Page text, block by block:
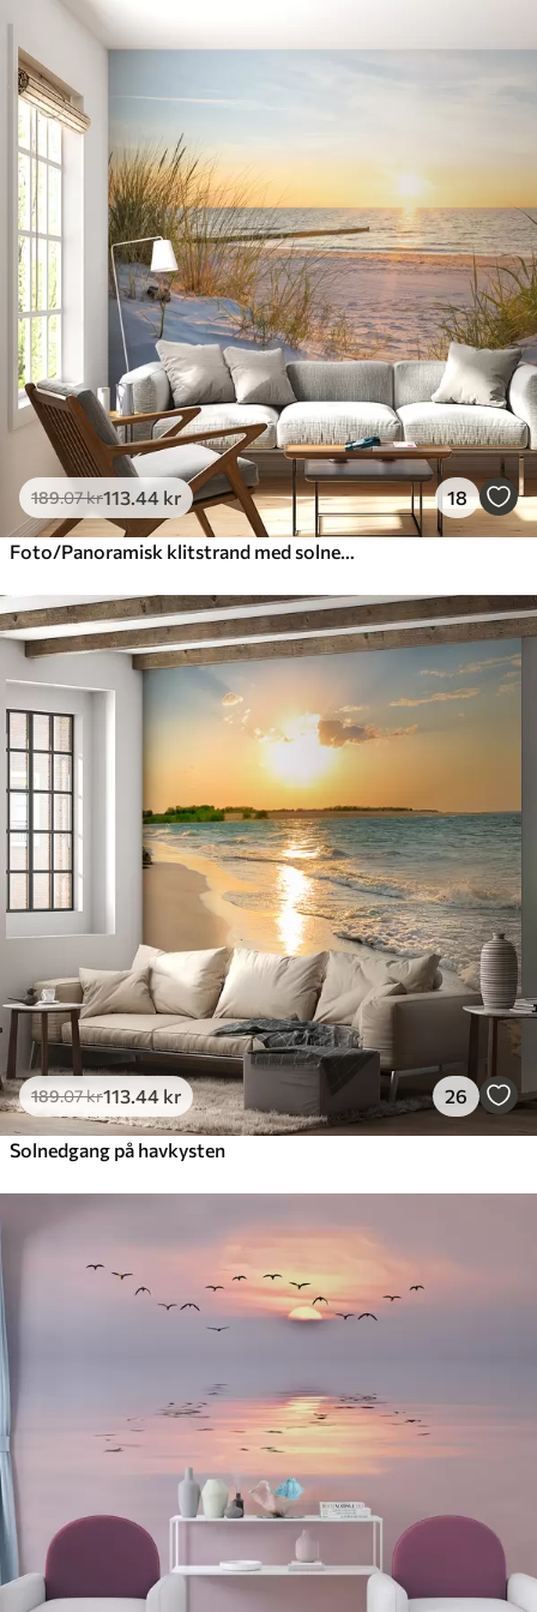
Tilgængelige materialer
Standard
385.83
Premium
448 269.00kr/m²
Premium vinyl
516 310.00kr/m²
Peel and Stick
666.67400.00kr/m²
189.07kr113.44 kr 18
Foto/Panoramisk klitstrand med solnedgang
189.07kr113.44 kr 26
Solnedgang på havkysten